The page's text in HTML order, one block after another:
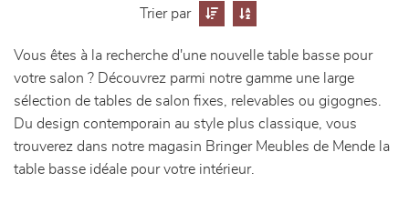
décoration
Trier par
Vous êtes à la recherche d'une nouvelle table basse pour
votre salon ? Découvrez parmi notre gamme une large
sélection de tables de salon fixes, relevables ou gigognes.
Du design contemporain au style plus classique, vous
trouverez dans notre magasin Bringer Meubles de Mende la
table basse idéale pour votre intérieur.